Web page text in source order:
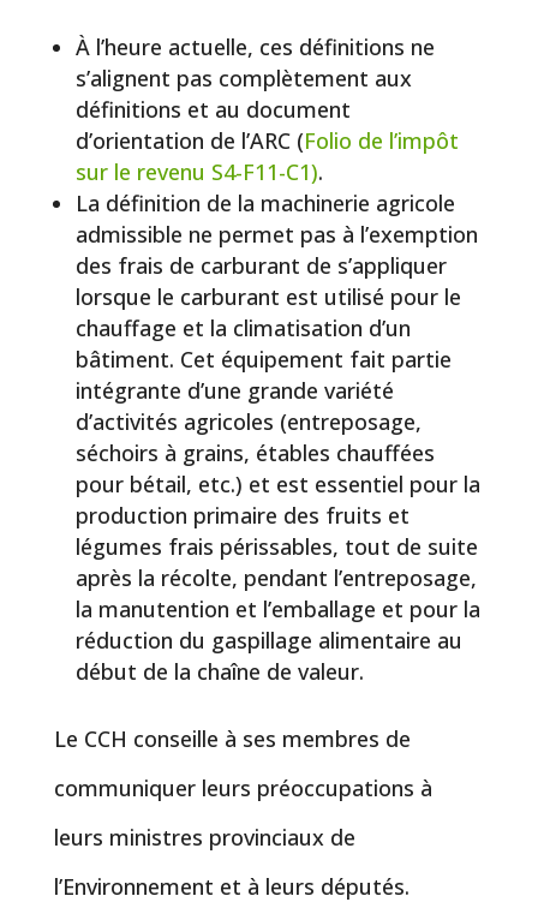
À l’heure actuelle, ces définitions ne
s’alignent pas complètement aux
définitions et au document
d’orientation de l’ARC (Folio de l’impôt
sur le revenu S4-F11-C1).
La définition de la machinerie agricole
admissible ne permet pas à l’exemption
des frais de carburant de s’appliquer
lorsque le carburant est utilisé pour le
chauffage et la climatisation d’un
bâtiment. Cet équipement fait partie
intégrante d’une grande variété
d’activités agricoles (entreposage,
séchoirs à grains, étables chauffées
pour bétail, etc.) et est essentiel pour la
production primaire des fruits et
légumes frais périssables, tout de suite
après la récolte, pendant l’entreposage,
la manutention et l’emballage et pour la
réduction du gaspillage alimentaire au
début de la chaîne de valeur.
Le CCH conseille à ses membres de
communiquer leurs préoccupations à
leurs ministres provinciaux de
l’Environnement et à leurs députés.